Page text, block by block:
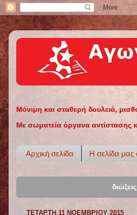
Μόνιμη και σταθερή δουλειά,
Με σωματεία όργανα αντίστασης
Αρχική σελίδα Η σελίδα μας
διώξεις
ΤΕΤΆΡΤΗ 11 ΝΟΕΜΒΡΊΟΥ 2015